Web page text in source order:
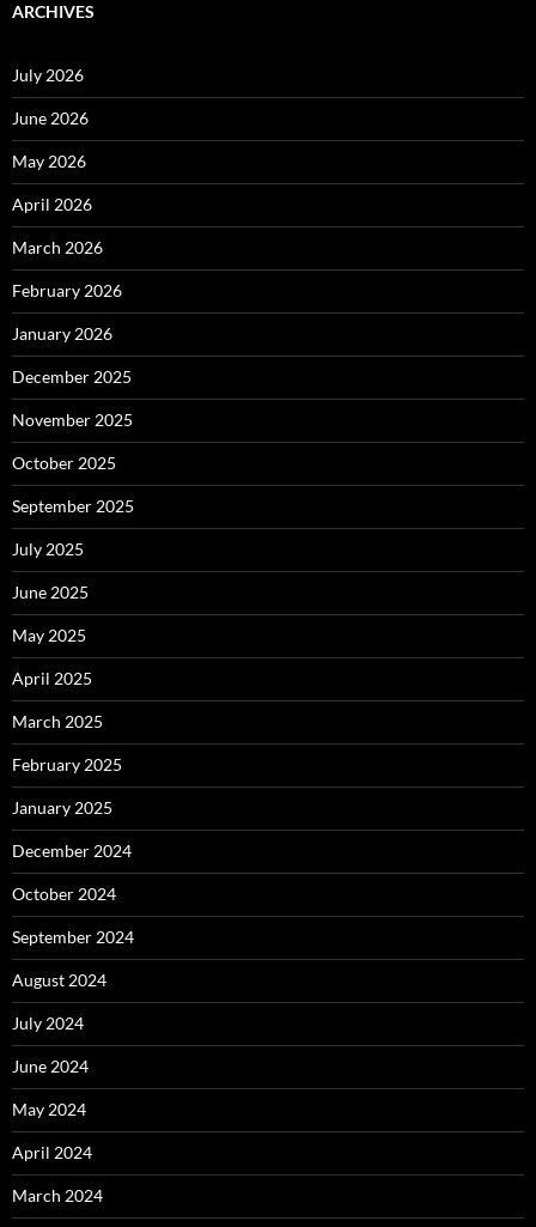
ARCHIVES
July 2026
June 2026
May 2026
April 2026
March 2026
February 2026
January 2026
December 2025
November 2025
October 2025
September 2025
July 2025
June 2025
May 2025
April 2025
March 2025
February 2025
January 2025
December 2024
October 2024
September 2024
August 2024
July 2024
June 2024
May 2024
April 2024
March 2024